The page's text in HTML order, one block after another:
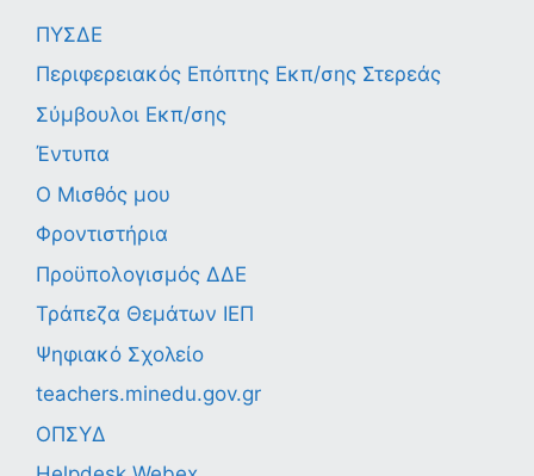
ΠΥΣΔΕ
Περιφερειακός Επόπτης Εκπ/σης Στερεάς
Σύμβουλοι Εκπ/σης
Έντυπα
Ο Μισθός μου
Φροντιστήρια
Προϋπολογισμός ΔΔΕ
Τράπεζα Θεμάτων ΙΕΠ
Ψηφιακό Σχολείο
teachers.minedu.gov.gr
ΟΠΣΥΔ